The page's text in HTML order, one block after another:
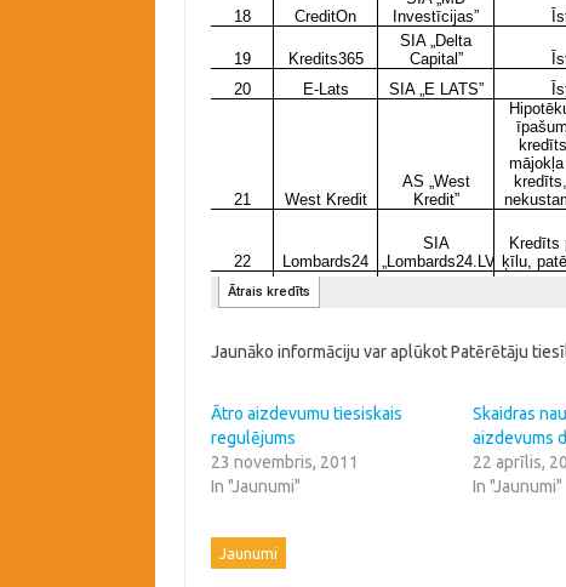
Jaunāko informāciju var aplūkot Patērētāju
Ātro aizdevumu tiesiskais
regulējums
23 novembris, 2011
In "Jaunumi"
Skaidras
aizdevums
22 aprīlis,
In "Jaunumi"
Jaunumi